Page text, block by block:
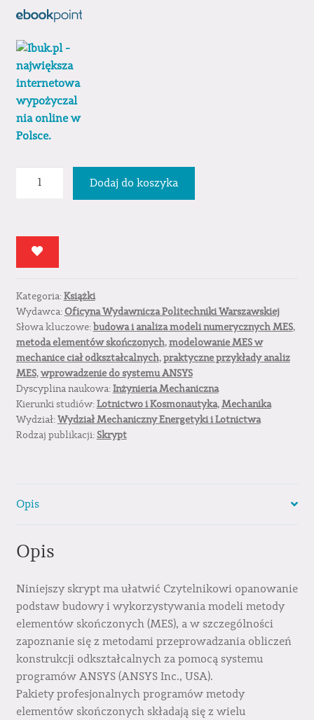
ilość
i
konstrukcji.
Rozwiązywanie
wybranych
zagadnień
za
pomocą
systemu
ANSYS
Dodaj do koszyka
Kategoria:Książki
Wydawca: Oficyna Wydawnicza Politechniki Warszawskiej
Słowa kluczowe:budowa i analiza modeli numerycznych MES,
metoda elementów skończonych,modelowanie MES w
mechanice ciał odkształcalnych,praktyczne przykłady analiz
MES,wprowadzenie do systemu ANSYS
Dyscyplina naukowa:Inżynieria Mechaniczna
Kierunki studiów:Lotnictwo i Kosmonautyka,Mechanika
Wydział:Wydział Mechaniczny Energetyki i Lotnictwa
Rodzaj publikacji: Skrypt
Opis
Opis
Niniejszy skrypt ma ułatwić Czytelnikowi opanowanie
podstaw budowy i wykorzystywania modeli metody
elementów skończonych (MES), a w szczególności
zapoznanie się z metodami przeprowadzania obliczeń
konstrukcji odkształcalnych za pomocą systemu
programów ANSYS (ANSYS Inc., USA).
Pakiety profesjonalnych programów metody
elementów skończonych składają się z wielu